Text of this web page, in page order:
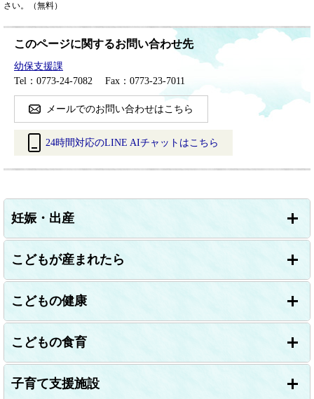
さい。（無料）
このページに関するお問い合わせ先
幼保支援課
Tel：0773-24-7082
Fax：0773-23-7011
メールでのお問い合わせはこちら
24時間対応のLINE AIチャットはこちら
ン
ク
妊娠・出産
こどもが産まれたら
こどもの健康
こどもの食育
子育て支援施設